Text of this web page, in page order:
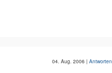
04. Aug. 2006 | Antworten